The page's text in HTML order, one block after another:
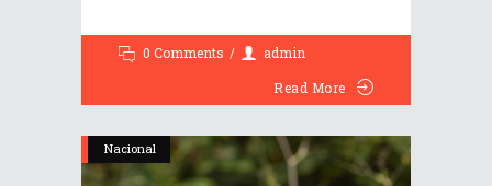
0 Comments
admin
Read More
Nacional